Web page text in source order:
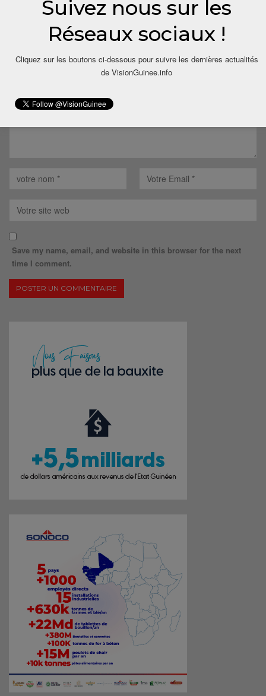
LAISSER UN COMMENTAIRE
Save my name, email, and website in this browser for the next
time I comment.
Suivez nous sur les
Réseaux sociaux !
Cliquez sur les boutons ci-dessous pour suivre les dernières actualités
de VisionGuinee.info